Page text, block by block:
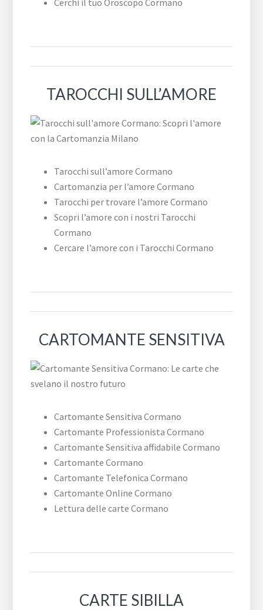
Cerchi il tuo Oroscopo Cormano
TAROCCHI SULL’AMORE
Tarocchi sull’amore Cormano
Cartomanzia per l’amore Cormano
Tarocchi per trovare l’amore Cormano
Scopri l’amore con i nostri Tarocchi
Cormano
Cercare l’amore con i Tarocchi Cormano
CARTOMANTE SENSITIVA
Cartomante Sensitiva Cormano
Cartomante Professionista Cormano
Cartomante Sensitiva affidabile Cormano
Cartomante Cormano
Cartomante Telefonica Cormano
Cartomante Online Cormano
Lettura delle carte Cormano
CARTE SIBILLA